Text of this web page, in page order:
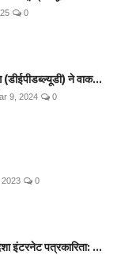
0
ने वाक...
9, 2024 0
2023 0
इंटरनेट पत्रकारिता: ...